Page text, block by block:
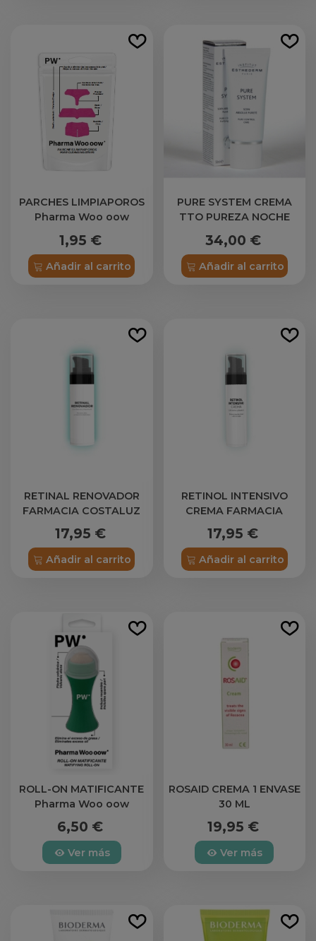
PARCHES LIMPIAPOROS
Pharma Woo oow
1,95 €
Añadir al carrito
PURE SYSTEM CREMA
TTO PUREZA NOCHE
34,00 €
Añadir al carrito
RETINAL RENOVADOR
FARMACIA COSTALUZ
17,95 €
Añadir al carrito
RETINOL INTENSIVO
CREMA FARMACIA
17,95 €
Añadir al carrito
ROLL-ON MATIFICANTE
Pharma Woo oow
6,50 €
Ver más
ROSAID CREMA 1 ENVASE
30 ML
19,95 €
Ver más